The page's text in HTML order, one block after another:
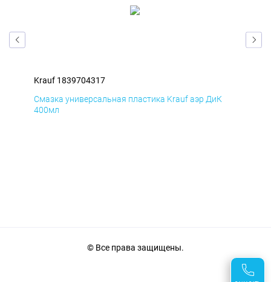
Krauf 1839704317
Смазка универсальная пластика Krauf аэр ДиК
400мл
© Все права защищены.